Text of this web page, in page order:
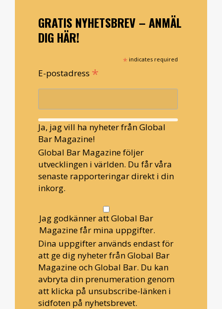
GRATIS NYHETSBREV – ANMÄL
DIG HÄR!
* indicates required
E-postadress *
Ja, jag vill ha nyheter från Global
Bar Magazine!
Global Bar Magazine följer
utvecklingen i världen. Du får våra
senaste rapporteringar direkt i din
inkorg.
Jag godkänner att Global Bar
Magazine får mina uppgifter.
Dina uppgifter används endast för
att ge dig nyheter från Global Bar
Magazine och Global Bar. Du kan
avbryta din prenumeration genom
att klicka på unsubscribe-länken i
sidfoten på nyhetsbrevet.